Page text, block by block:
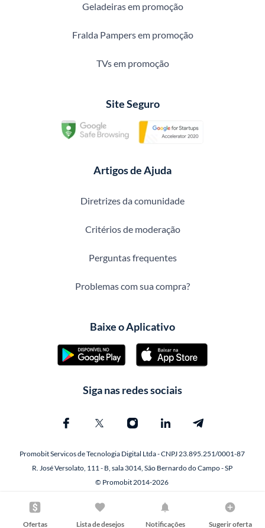
Ofertas Lista de desejos Notificações Sugerir oferta
Geladeiras em promoção
Fralda Pampers em promoção
TVs em promoção
Site Seguro
Artigos de Ajuda
Diretrizes da comunidade
Critérios de moderação
Perguntas frequentes
Problemas com sua compra?
Baixe o Aplicativo
Siga nas redes sociais
Promobit Servicos de Tecnologia Digital Ltda - CNPJ 23.895.251/0001-87
R. José Versolato, 111 - B, sala 3014, São Bernardo do Campo - SP
© Promobit 2014-2026